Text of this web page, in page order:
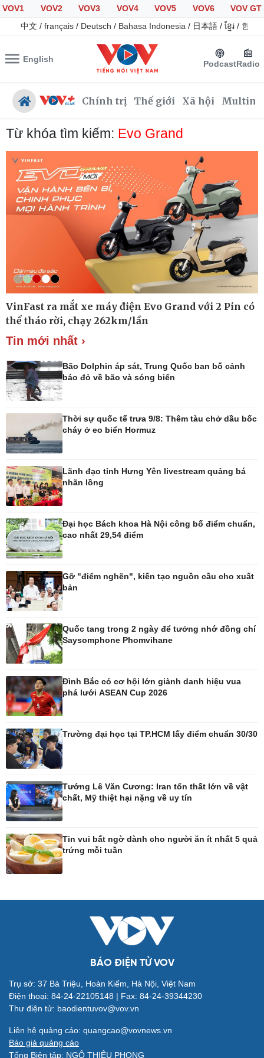
VOV1 VOV2 VOV3 VOV4 VOV5 VOV6
VOV GT
中文 / français / Deutsch / Bahasa Indonesia / 日本語 / ខ្មែរ / 한국
English PodcastRadio
Chính trị Thế giới Xã hội
Chính trị
Đảng
Tổ chức nhân sự
Quốc hội
Nhận diện sự thật
Xã hội
Tin 24h
Giáo dục
Dự báo thời tiết
Dấu ấn VOV
Việc làm
Biển đảo
Thế giới
Quan sát
Cuộc sống đó đây
Multimedia
Ảnh
Infographic
Kinh tế
Bất động sản
Khởi nghiệp
Thị trường
Tỷ giá
Pháp luật
Vụ án
Tin nóng
Tư vấn luật
Bóng đá quốc tế
eSports
Hậu trường
Ô tô - Xe máy
Xe máy
Tư vấn
Doanh nghiệp 24h
Công nghệ
Sành điệu
Tin Công nghệ
Trải nghiệm
Chuyển đổi số
Dinh dưỡng - món ngon
Làm đẹp - giảm cân
Ăn sạch sống khỏe
Đời sống
Nhà đẹp
Blog
Văn hóa
Âm nhạc
Từ khóa tìm kiếm: Evo Grand
VinFast ra mắt xe máy điện Evo Grand với 2 Pin có
thể tháo rời, chạy 262km/lần
Tin mới nhất ›
Bão Dolphin áp sát, Trung Quốc ban bố cảnh
báo đỏ về bão và sóng biển
Thời sự quốc tế trưa 9/8: Thêm tàu chở dầu bốc
cháy ở eo biển Hormuz
Lãnh đạo tỉnh Hưng Yên livestream quảng bá
nhãn lồng
Đại học Bách khoa Hà Nội công bố điểm chuẩn,
cao nhất 29,54 điểm
Gỡ "điểm nghẽn", kiến tạo nguồn cầu cho xuất
bản
Quốc tang trong 2 ngày để tưởng nhớ đồng chí
Saysomphone Phomvihane
Đình Bắc có cơ hội lớn giành danh hiệu vua
phá lưới ASEAN Cup 2026
Trường đại học tại TP.HCM lấy điểm chuẩn 30/30
Tướng Lê Văn Cương: Iran tổn thất lớn về vật
chất, Mỹ thiệt hại nặng về uy tín
Tin vui bất ngờ dành cho người ăn ít nhất 5 quả
trứng mỗi tuần
BÁO ĐIỆN TỬ VOV
Trụ sở: 37 Bà Triệu, Hoàn Kiếm, Hà Nội, Việt Nam
Điện thoại: 84-24-22105148 | Fax: 84-24-39344230
Thư điện tử: baodientuvov@vov.vn
Liên hệ quảng cáo: quangcao@vovnews.vn
Báo giá quảng cáo
Tổng Biên tập: NGÔ THIỆU PHONG